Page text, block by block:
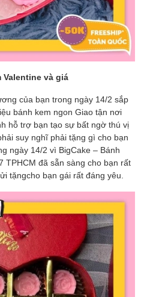
và giá
của bạn trong ngày 14/2 sắp
bánh kem ngon Giao tận nơi
hỗ trợ bạn tạo sự bất ngờ thú vị
suy nghĩ phải tặng gì cho bạn
ngày 14/2 vì BigCake – Bánh
TPHCM đã sẵn sàng cho bạn rất
tặngcho bạn gái rất đáng yêu.